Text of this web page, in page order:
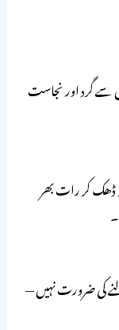
گرد اور نجاست
کو ڈھک کر رات بھر
کی ضرورت نہیں —